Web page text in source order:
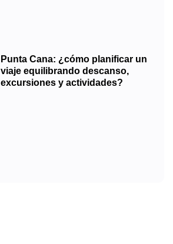
Punta Cana: ¿cómo planificar un
viaje equilibrando descanso,
excursiones y actividades?